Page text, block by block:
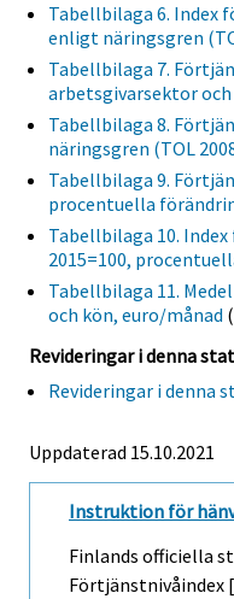
Tabellbilaga 6. Index
enligt näringsgren
Tabellbilaga 7.
arbetsgivarsektor
Tabellbilaga 8.
näringsgren (TOL
Tabellbilaga 9.
procentuella
Tabellbilaga 10.
2015=100,
Tabellbilaga 11.
och kön, euro/månad
Revideringar i denna
Revideringar i denna
Uppdaterad 15.10.2021
Instruktion för
Finlands officiella
Förtjänstnivåindex